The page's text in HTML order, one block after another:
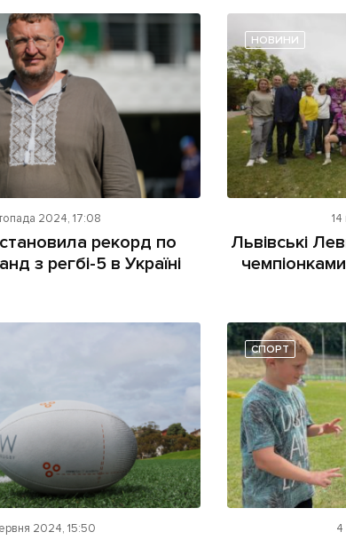
2024, 17:08
рекорд по
з регбі-5 в Україні
НОВИНИ
Львівські
2024, 15:50
СПОРТ
4